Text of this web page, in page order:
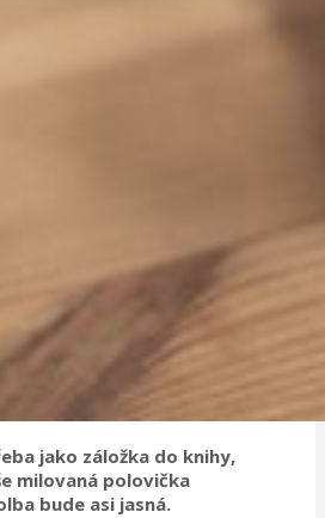
jako záložka do knihy,
milovaná polovička
bude asi jasná.